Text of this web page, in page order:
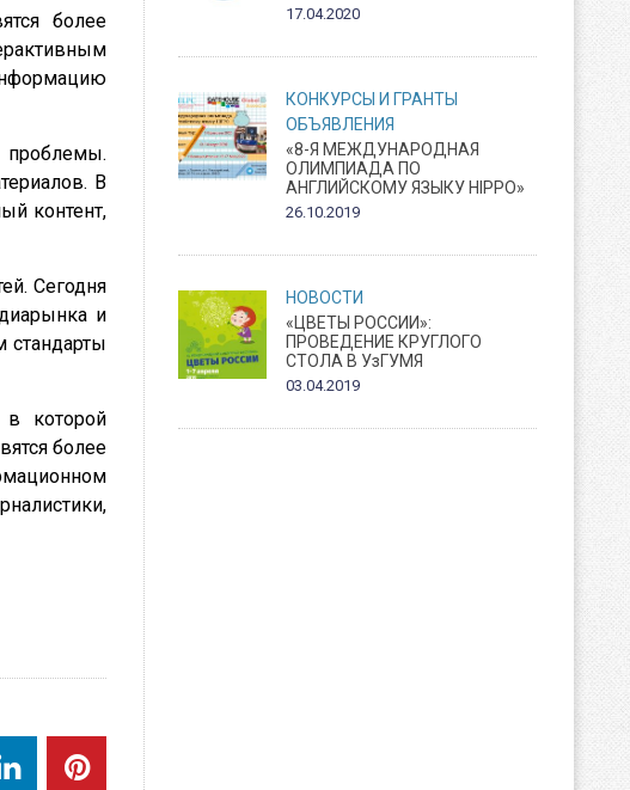
более
В
контент,
Сегодня
и
стандарты
которой
более
17.04.2020
КОНКУРСЫ И ГРАНТЫ
ОБЪЯВЛЕНИЯ
«8-Я МЕЖДУНАРОДНАЯ
ОЛИМПИАДА ПО
АНГЛИЙСКОМУ ЯЗЫКУ HIPPO»
26.10.2019
НОВОСТИ
«ЦВЕТЫ РОССИИ»:
ПРОВЕДЕНИЕ КРУГЛОГО
СТОЛА В УзГУМЯ
03.04.2019